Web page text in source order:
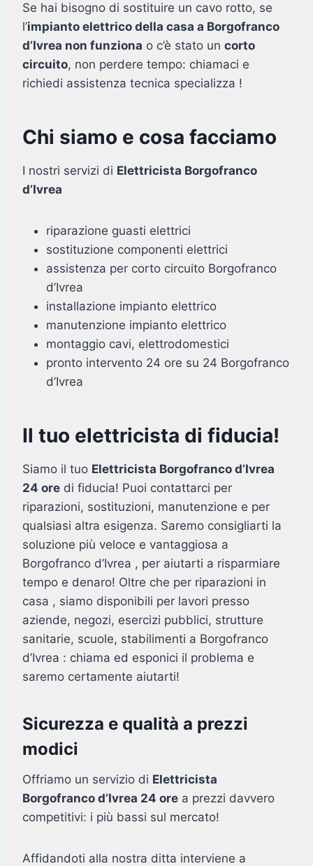
Se hai bisogno di sostituire un cavo rotto, se
l’impianto elettrico della casa a Borgofranco
d’Ivrea non funziona o c’è stato un corto
circuito, non perdere tempo: chiamaci e
richiedi assistenza tecnica specializza !
Chi siamo e cosa facciamo
I nostri servizi di Elettricista Borgofranco
d’Ivrea
riparazione guasti elettrici
sostituzione componenti elettrici
assistenza per corto circuito Borgofranco
d’Ivrea
installazione impianto elettrico
manutenzione impianto elettrico
montaggio cavi, elettrodomestici
pronto intervento 24 ore su 24 Borgofranco
d’Ivrea
Il tuo elettricista di fiducia!
Siamo il tuo Elettricista Borgofranco d’Ivrea
24 ore di fiducia! Puoi contattarci per
riparazioni, sostituzioni, manutenzione e per
qualsiasi altra esigenza. Saremo consigliarti la
soluzione più veloce e vantaggiosa a
Borgofranco d’Ivrea , per aiutarti a risparmiare
tempo e denaro! Oltre che per riparazioni in
casa , siamo disponibili per lavori presso
aziende, negozi, esercizi pubblici, strutture
sanitarie, scuole, stabilimenti a Borgofranco
d’Ivrea : chiama ed esponici il problema e
saremo certamente aiutarti!
Sicurezza e qualità a prezzi
modici
Offriamo un servizio di Elettricista
Borgofranco d’Ivrea 24 ore a prezzi davvero
competitivi: i più bassi sul mercato!
Affidandoti alla nostra ditta interviene a